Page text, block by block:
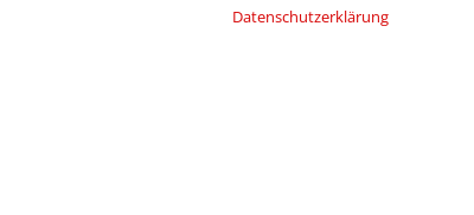
Datenschutzerklärung